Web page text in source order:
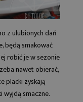
z ulubionych dań
będą smakować
robić je w sezonie
nawet obierać,
placki zyskają
wyjdą smaczne.